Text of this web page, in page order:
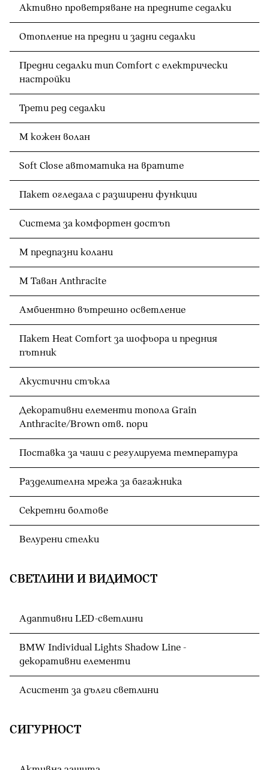
Активно проветряване на предните седалки
Отопление на предни и задни седалки
Предни седалки тип Comfort с електрически
настройки
Трети ред седалки
M кожен волан
Soft Close автоматика на вратите
Пакет огледала с разширени функции
Система за комфортен достъп
M предпазни колани
M Таван Anthracite
Амбиентно вътрешно осветление
Пакет Heat Comfort за шофьора и предния
пътник
Акустични стъкла
Декоративни елементи топола Grain
Anthracite/Brown отв. пори
Поставка за чаши с регулируема температура
Разделителна мрежа за багажника
Секретни болтове
Велурени стелки
СВЕТЛИНИ И ВИДИМОСТ
Адаптивни LED-светлини
BMW Individual Lights Shadow Line -
декоративни елементи
Асистент за дълги светлини
СИГУРНОСТ